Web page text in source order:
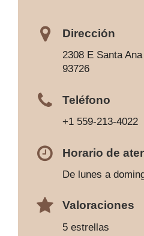
Dirección
2308 E Santa
93726
Teléfono
+1 559-213-4022
Horario de
De lunes a
Valoraciones
5 estrellas